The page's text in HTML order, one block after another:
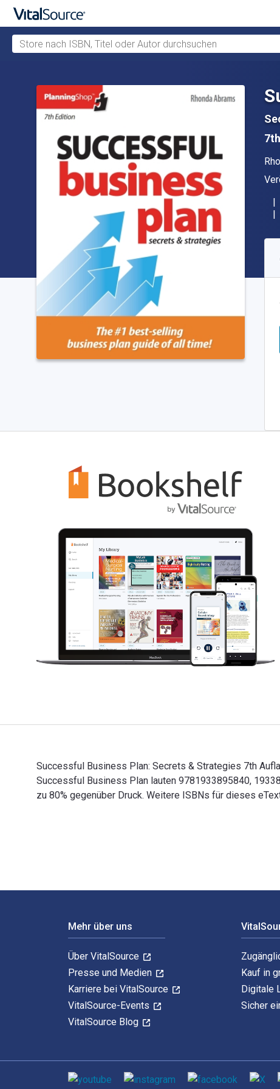
Store nach ISBN, Titel oder Autor durchsuchen
SKU:
Successful Business Plan: Secrets & Strategies 7th
Successful Business Plan lauten 9781933895840,
zu 80% gegenüber Druck. Weitere ISBNs für dieses
Mehr über uns
Über VitalSource
Presse und Medien
Karriere bei VitalSource
VitalSource-Events
VitalSource Blog
Kauf in
Digitale
Sicher
Sozialen Medien